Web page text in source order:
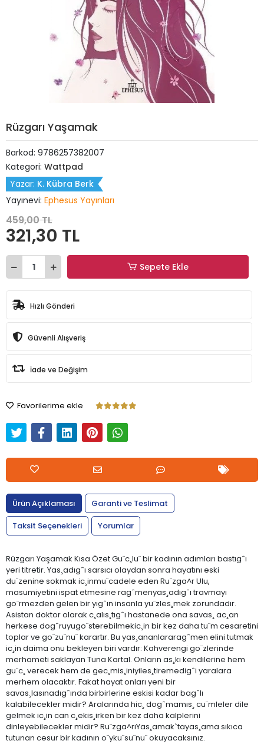
Rüzgarı Yaşamak
Barkod: 9786257382007
Kategori: Wattpad
Yazar: K. Kübra Berk
Yayınevi: Ephesus Yayınları
459,00 TL
321,30 TL
Sepete Ekle
Hızlı Gönderi
Güvenli Alışveriş
İade ve Değişim
Favorilerime ekle
Ürün Açıklaması
Garanti ve Teslimat
Taksit Seçenekleri
Yorumlar
Rüzgarı Yaşamak Kısa Özet Gu¨c¸lu¨ bir kadının adımları bastıgˆı
yeri titretir. Yas¸adıgˆı sarsıcı olaydan sonra hayatını eski
du¨zenine sokmak ic¸inmu¨cadele eden Ru¨zga^r Ulu,
masumiyetini ispat etmesine ragˆmenyas¸adıgˆı travmayı
go¨rmezden gelen bir yıgˆın insanla yu¨zles¸mek zorundadır.
Asistan doktor olarak c¸alıs¸tıgˆı hastanede ona savas¸ ac¸an
herkese dogˆruyugo¨sterebilmekic¸in bir kez daha tu¨m cesaretini
toplar ve go¨zu¨nu¨ karartır. Bu yas¸ananlararagˆmen elini tutmak
ic¸in daima onu bekleyen biri vardır: Kahverengi go¨zlerinde
merhameti saklayan Tuna Kartal. Onların as¸kı kendilerine hem
gu¨c¸ verecek hem de gec¸mis¸iniyiles¸tiremedigˆi yaralara
merhem olacaktır. Fakat hayat onları yeni bir
savas¸lasınadıgˆında birbirlerine eskisi kadar bagˆlı
kalabilecekler midir? Aralarında hic¸ dogˆmamıs¸ cu¨mleler dile
gelmek ic¸in can c¸ekis¸irken bir kez daha kalplerini
dinleyebilecekler midir? Ru¨zga^rıYas¸amak`tayas¸ama sıkıca
tutunan cesur bir kadının o¨yku¨su¨nu¨ okuyacaksınız.